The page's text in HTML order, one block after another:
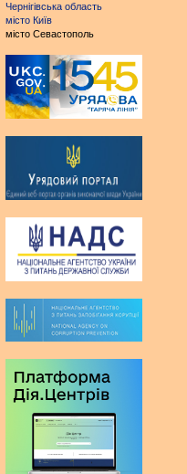
Чернігівська область
місто Київ
місто Севастополь